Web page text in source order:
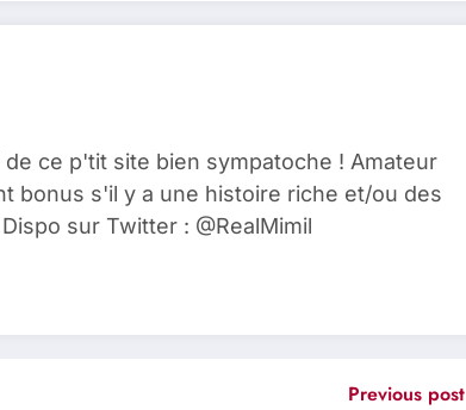
ce p'tit site bien sympatoche ! Amateur
bonus s'il y a une histoire riche et/ou des
sur Twitter : @RealMimil
Previous post